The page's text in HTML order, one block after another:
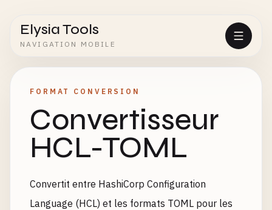
Elysia Tools
NAVIGATION MOBILE
FORMAT CONVERSION
Convertisseur
HCL-TOML
Convertit entre HashiCorp Configuration
Language (HCL) et les formats TOML pour les